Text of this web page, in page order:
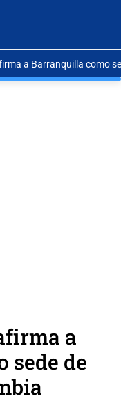
a Barranquilla como
a
sede de